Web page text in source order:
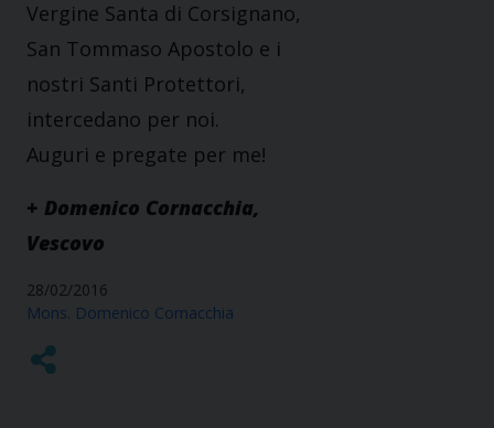
Vergine Santa di Corsignano,
San Tommaso Apostolo e i
nostri Santi Protettori,
intercedano per noi.
Auguri e pregate per me!
+ Domenico Cornacchia,
Vescovo
28/02/2016
Mons. Domenico Cornacchia